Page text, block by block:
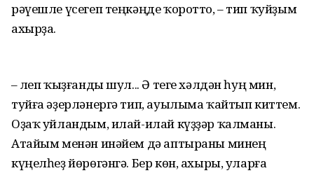
рәүешле үсегеп теңкәңде ҡоротто, – тип ҡуйҙым
ахырҙа.
– Үлеп ҡыҙғанды шул... Ә теге хәлдән һуң мин,
туйға әҙерләнергә тип, ауылыма ҡайтып киттем.
Оҙаҡ уйландым, илай-илай күҙҙәр ҡалманы.
Атайым менән инәйем дә аптыраны минең
күңелһеҙ йөрөгәнгә. Бер көн, ахыры, уларға